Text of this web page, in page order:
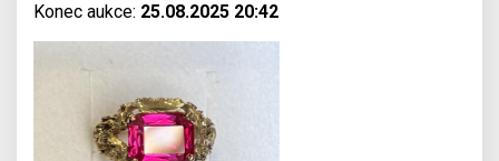
Konec aukce: 25.08.2025 20:42